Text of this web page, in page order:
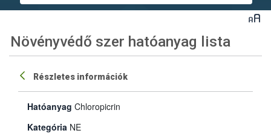
Növényvédő szer hatóanyag lista
Részletes információk
Hatóanyag Chloropicrin
Kategória NE